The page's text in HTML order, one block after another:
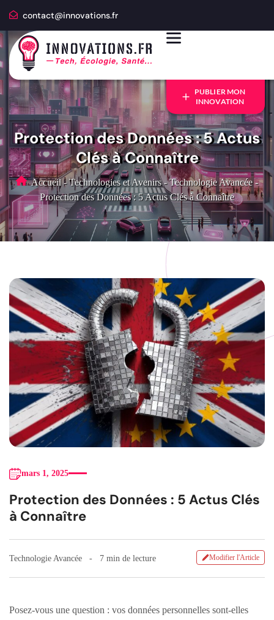
contact@innovations.fr
PUBLIER MON
INNOVATION
Protection des Données : 5 Actus
Clés à Connaître
Accueil - Technologies et Avenirs - Technologie Avancée -
Protection des Données : 5 Actus Clés à Connaître
mars 1, 2025
Protection des Données : 5 Actus Clés
à Connaître
Technologie Avancée 7 min de lecture Modifier l'Article
Posez-vous une question : vos données personnelles sont-elles